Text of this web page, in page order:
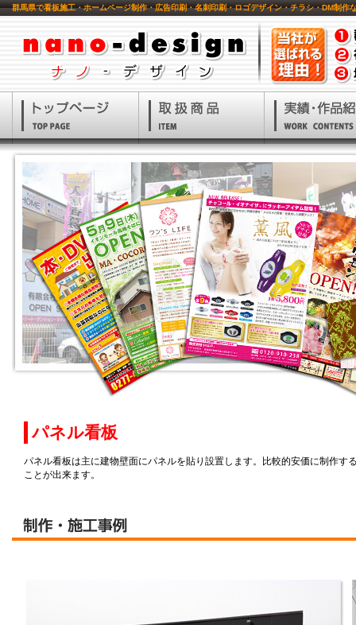
群馬県で看板施工・ホームページ制作・広告印刷・名刺印刷・ロゴデザイン・チラシ・DM制
パネル看板
パネル看板は主に建物壁面にパネルを貼り設置します。比較的安価に制作す
ことが出来ます。